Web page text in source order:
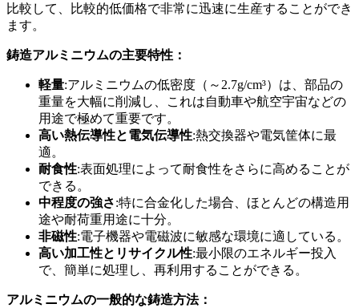
比較して、比較的低価格で非常に迅速に生産することができ
ます。
鋳造アルミニウムの主要特性：
軽量:アルミニウムの低密度（～2.7g/cm³）は、部品の
重量を大幅に削減し、これは自動車や航空宇宙などの
用途で極めて重要です。
高い熱伝導性と電気伝導性:熱交換器や電気筐体に最
適。
耐食性:表面処理によって耐食性をさらに高めることが
できる。
中程度の強さ:特に合金化した場合、ほとんどの構造用
途や耐荷重用途に十分。
非磁性:電子機器や電磁波に敏感な環境に適している。
高い加工性とリサイクル性:最小限のエネルギー投入
で、簡単に処理し、再利用することができる。
アルミニウムの一般的な鋳造方法：